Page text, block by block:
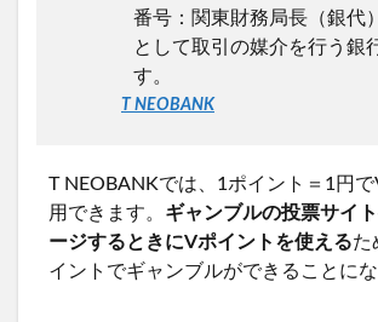
番号：関東財務局長（銀代
として取引の媒介を行う銀
す。
T NEOBANK
T NEOBANKでは、1ポイント＝1円で
用できます。 ギャンブルの投票サイ
ージするときにVポイントを使えるた
イントでギャンブルができることにな